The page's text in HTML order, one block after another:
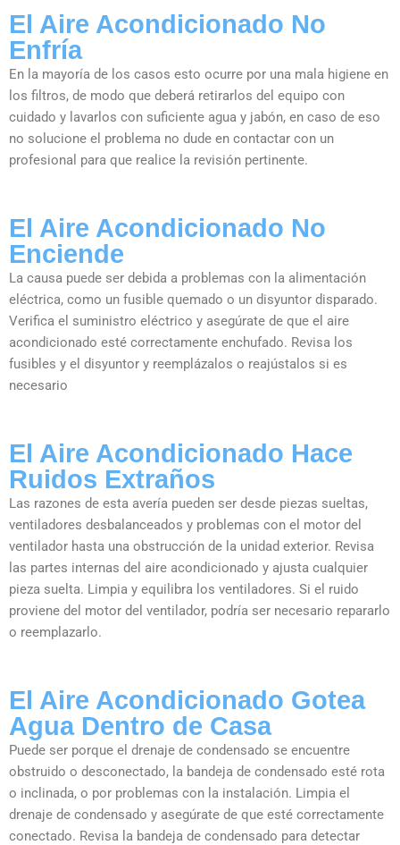
El Aire Acondicionado No
Enfría
En la mayoría de los casos esto ocurre por una mala higiene en
los filtros, de modo que deberá retirarlos del equipo con
cuidado y lavarlos con suficiente agua y jabón, en caso de eso
no solucione el problema no dude en contactar con un
profesional para que realice la revisión pertinente.
El Aire Acondicionado No
Enciende
La causa puede ser debida a problemas con la alimentación
eléctrica, como un fusible quemado o un disyuntor disparado.
Verifica el suministro eléctrico y asegúrate de que el aire
acondicionado esté correctamente enchufado. Revisa los
fusibles y el disyuntor y reemplázalos o reajústalos si es
necesario
El Aire Acondicionado Hace
Ruidos Extraños
Las razones de esta avería pueden ser desde piezas sueltas,
ventiladores desbalanceados y problemas con el motor del
ventilador hasta una obstrucción de la unidad exterior. Revisa
las partes internas del aire acondicionado y ajusta cualquier
pieza suelta. Limpia y equilibra los ventiladores. Si el ruido
proviene del motor del ventilador, podría ser necesario repararlo
o reemplazarlo.
El Aire Acondicionado Gotea
Agua Dentro de Casa
Puede ser porque el drenaje de condensado se encuentre
obstruido o desconectado, la bandeja de condensado esté rota
o inclinada, o por problemas con la instalación. Limpia el
drenaje de condensado y asegúrate de que esté correctamente
conectado. Revisa la bandeja de condensado para detectar